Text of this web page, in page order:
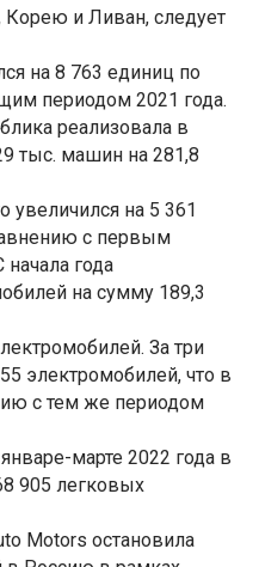
Корею и Ливан, следует
на 8 763 единиц по
периодом 2021 года.
реализовала в
тыс. машин на 281,8
увеличился на 5 361
с первым
года
на сумму 189,3
За три
электромобилей, что в
с тем же периодом
марте 2022 года в
905 легковых
Motors остановила